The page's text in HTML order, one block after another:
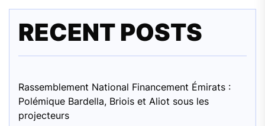
RECENT POSTS
Rassemblement National Financement Émirats :
Polémique Bardella, Briois et Aliot sous les
projecteurs